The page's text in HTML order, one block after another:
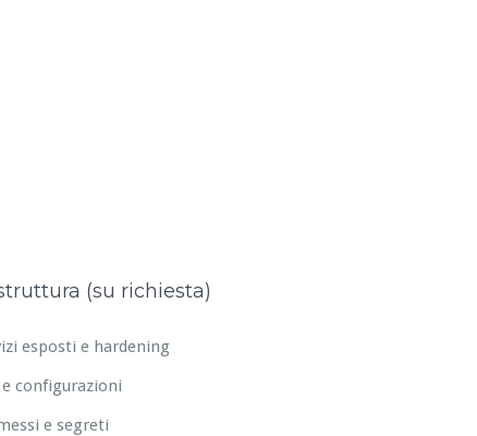
(su richiesta)
esposti e hardening
e configurazioni
e segreti